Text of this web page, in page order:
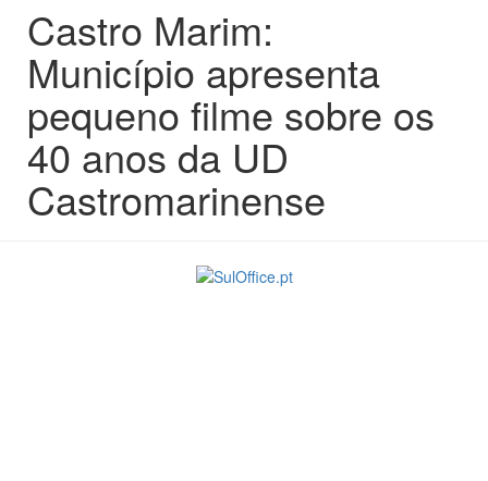
Castro Marim:
Município apresenta
pequeno filme sobre os
40 anos da UD
Castromarinense